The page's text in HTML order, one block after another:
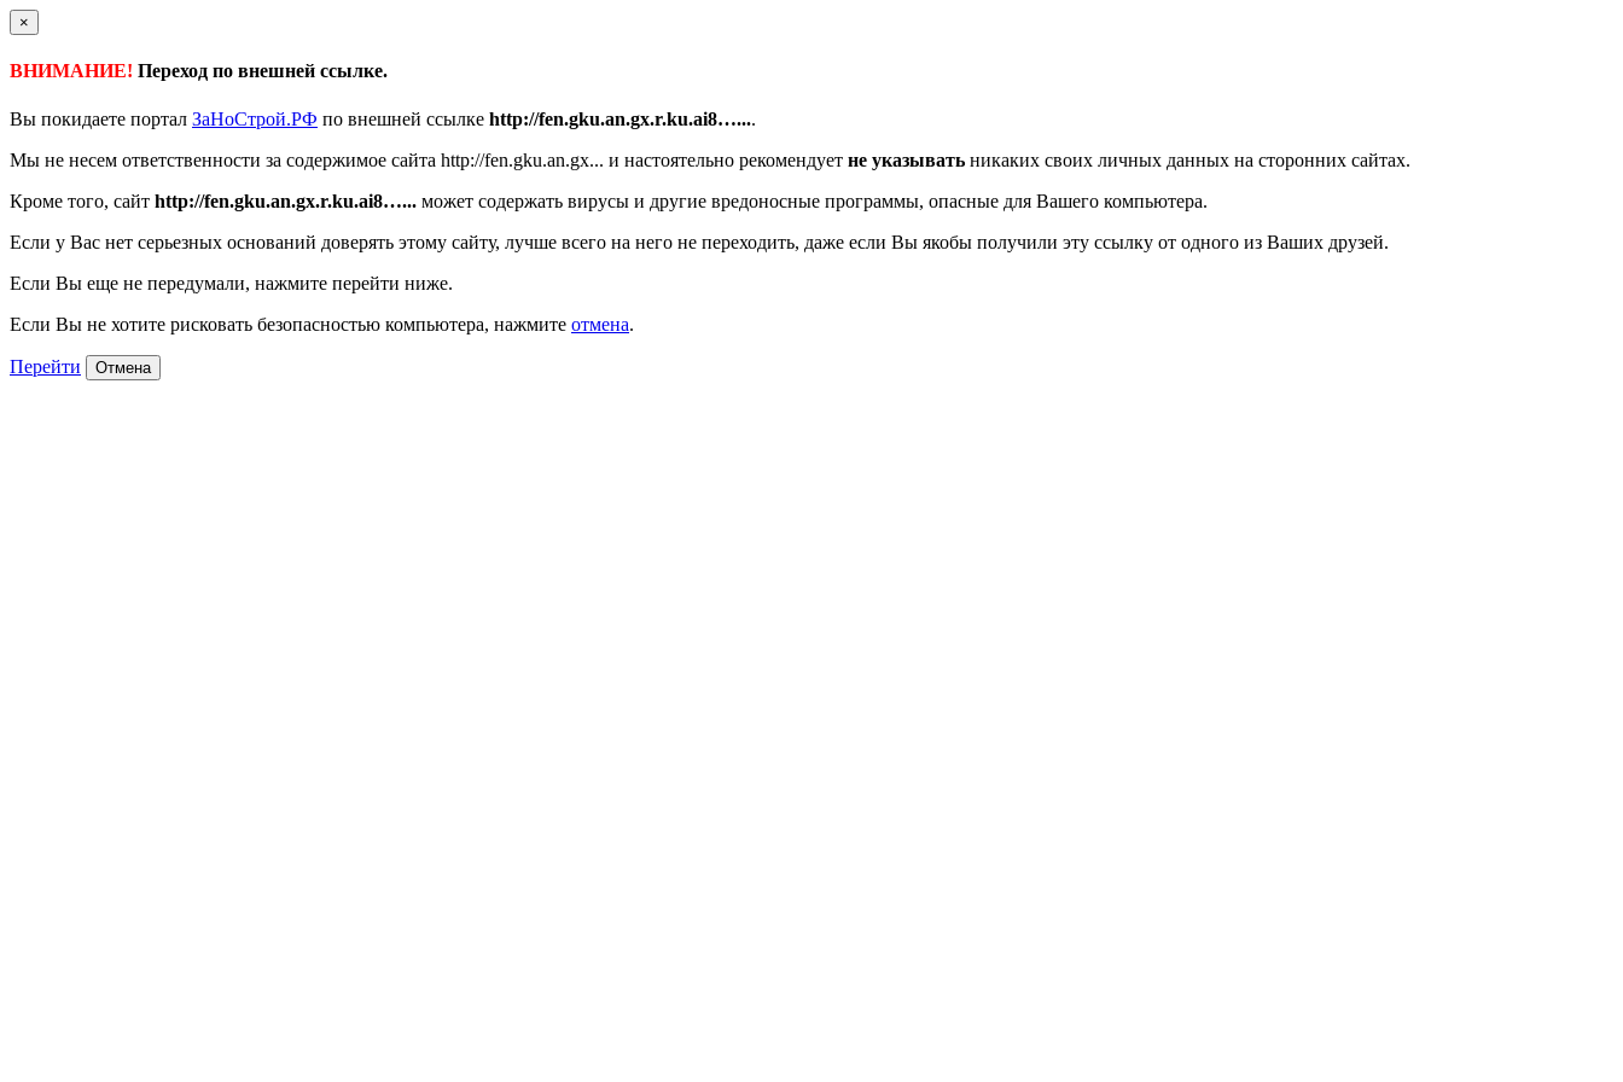
×
ВНИМАНИЕ! Переход по внешней ссылке.
Вы покидаете портал ЗаНоСтрой.РФ по внешней ссылке http://fen.gku.an.gx.r.ku.ai8…....
Мы не несем ответственности за содержимое сайта http://fen.gku.an.gx... и настоятельно рекомендует не указывать никаких своих личных данных на сторонних сайтах.
Кроме того, сайт http://fen.gku.an.gx.r.ku.ai8…... может содержать вирусы и другие вредоносные программы, опасные для Вашего компьютера.
Если у Вас нет серьезных оснований доверять этому сайту, лучше всего на него не переходить, даже если Вы якобы получили эту ссылку от одного из Ваших друзей.
Если Вы еще не передумали, нажмите перейти ниже.
Если Вы не хотите рисковать безопасностью компьютера, нажмите отмена.
Перейти Отмена